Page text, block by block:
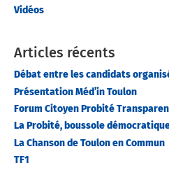
Vidéos
Articles récents
Débat entre les candidats
Présentation Méd’in Toulon
Forum Citoyen Probité
La Probité, boussole
La Chanson de Toulon en Commun
TF1